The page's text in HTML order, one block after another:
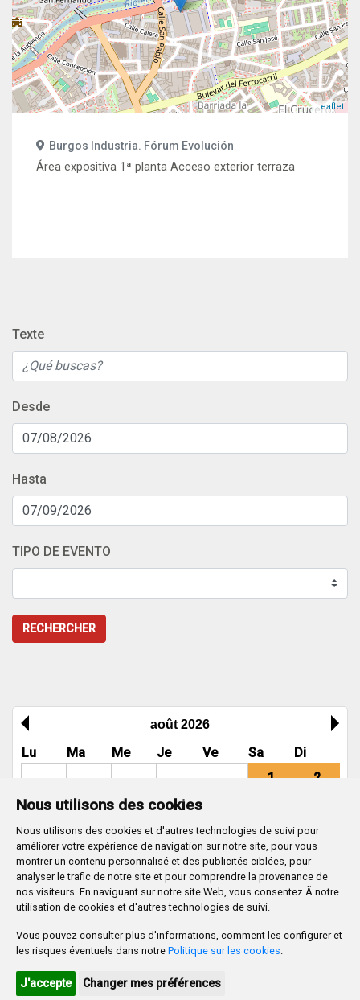
Nous utilisons des cookies
Nous utilisons des cookies et d'autres technologies de suivi pour
améliorer votre expérience de navigation sur notre site, pour vous
montrer un contenu personnalisé et des publicités ciblées, pour
analyser le trafic de notre site et pour comprendre la provenance de
nos visiteurs. En naviguant sur notre site Web, vous consentez Ã notre
utilisation de cookies et d'autres technologies de suivi.
Vous pouvez consulter plus d'informations, comment les configurer et
les risques éventuels dans notre Politique sur les cookies.
J'accepte Changer mes préférences
Leaflet
Burgos Industria. Fórum Evolución
Área expositiva 1ª planta Acceso exterior terraza
Texte
Desde
Hasta
TIPO DE EVENTO
RECHERCHER
août 2026
Lu Ma Me Je Ve Sa
Di
1
2
3
4 5 6
10
11 12 13 14 15
16
17
18 19 20 21 22
23
24
25 26 27 28 29
30
Ayuntamiento de Burgos
Cultura Burgos